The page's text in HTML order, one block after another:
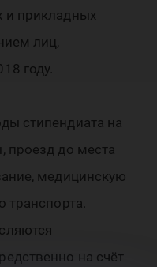
и прикладных
лиц,
году.
стипендиата на
проезд до места
медицинскую
транспорта.
на счёт